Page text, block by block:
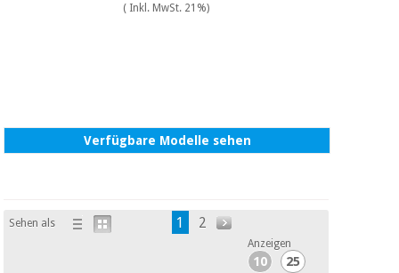
( Inkl. MwSt. 21%)
Verfügbare Modelle sehen
Sehen als 1 2
Anzeigen
10
25